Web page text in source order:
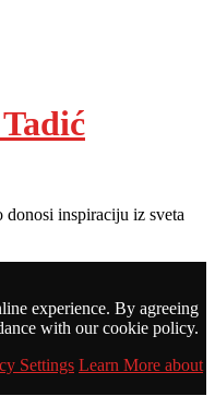
inspiraciju iz sveta
experience. By agreeing
with our cookie policy.
Settings Learn More about